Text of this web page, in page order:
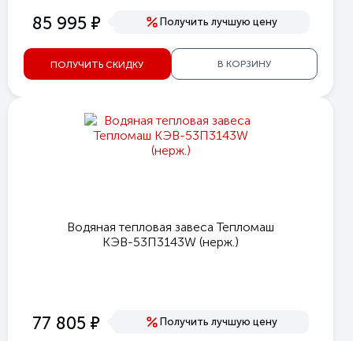
85 995 е Получить лучшую цену
ПОЛУЧИТЬ СКИДКУ В КОРЗИНУ
Водяная тепловая завеса Тепломаш
КЭВ-53П3143W (нерж.)
77 805 е Получить лучшую цену